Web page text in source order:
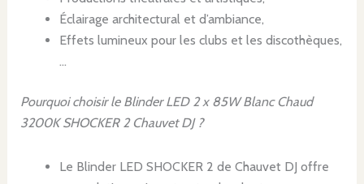
Éclairage architectural et d’ambiance,
Effets lumineux pour les clubs et les discothèques,
…
Pourquoi choisir le Blinder LED 2 x 85W Blanc Chaud
3200K SHOCKER 2 Chauvet DJ ?
Le Blinder LED SHOCKER 2 de Chauvet DJ offre